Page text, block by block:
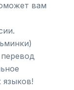
вам